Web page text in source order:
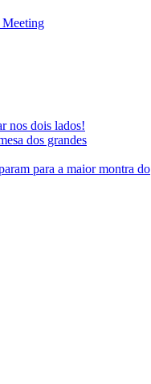
Meeting
nos dois lados!
dos grandes
para a maior montra do